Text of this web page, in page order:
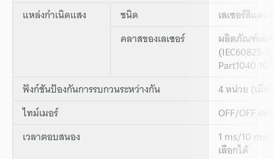
แหล่งกำเนิดแสง
ชนิด
เลเซอร์สีแดง
คลาสของเลเซอร์
ผลิตภัณฑ์เลเ
(IEC60825-
Part1040.10
ฟังก์ชันป้องกันการรบกวนระหว่างกัน
4 หน่วย (เมื่อ
ไทม์เมอร์
OFF/OFF
เวลาตอบสนอง
1 ms/10
เลือกได้